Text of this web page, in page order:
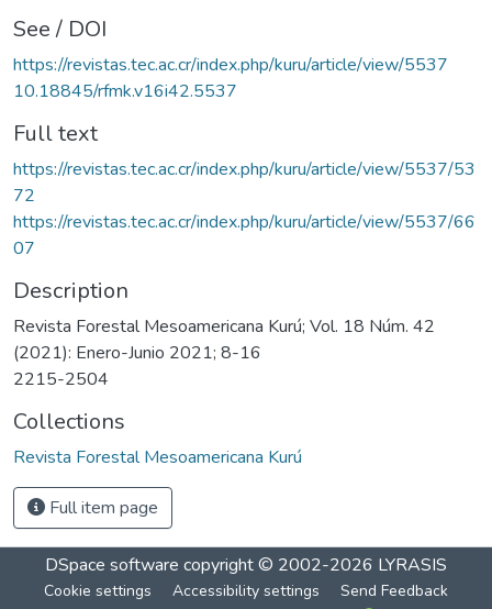
See / DOI
https://revistas.tec.ac.cr/index.php/kuru/article/view/5537
10.18845/rfmk.v16i42.5537
Full text
https://revistas.tec.ac.cr/index.php/kuru/article/view/5537/53
72
https://revistas.tec.ac.cr/index.php/kuru/article/view/5537/66
07
Description
Revista Forestal Mesoamericana Kurú; Vol. 18 Núm. 42
(2021): Enero-Junio 2021; 8-16
2215-2504
Collections
Revista Forestal Mesoamericana Kurú
Full item page
DSpace software copyright © 2002-2026 LYRASIS
Cookie settings Accessibility settings Send Feedback